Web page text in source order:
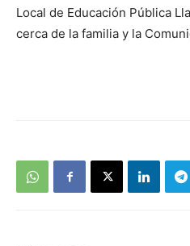
Local de Educación Pública
cerca de la familia y la